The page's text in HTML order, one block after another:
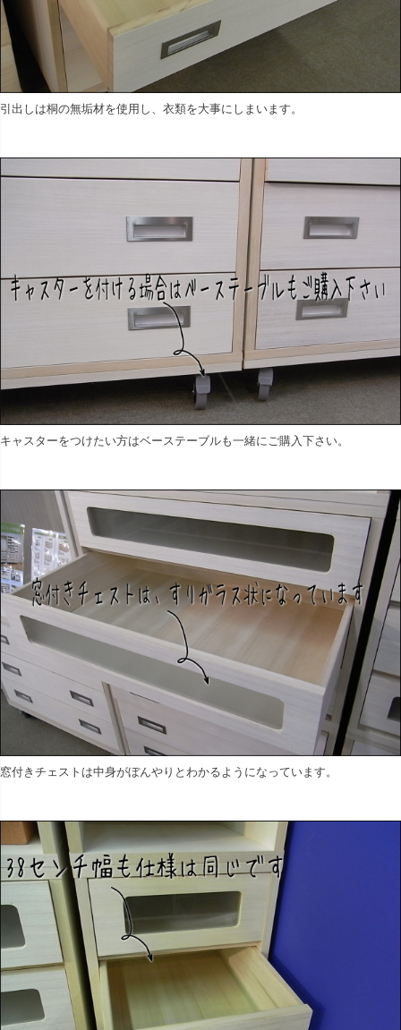
引出しは桐の無垢材を使用し、衣類を大事にしまいます。
キャスターをつけたい方はベーステーブルも一緒にご購入下さい。
窓付きチェストは中身がぼんやりとわかるようになっています。